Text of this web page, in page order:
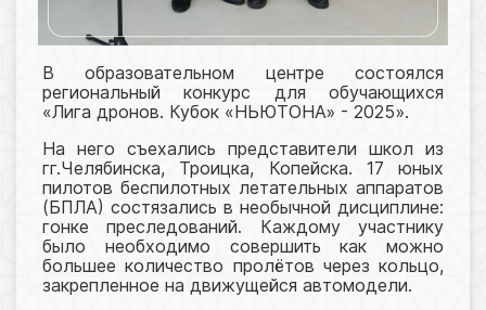
В образовательном центре состоялся
региональный конкурс для обучающихся
«Лига дронов. Кубок «НЬЮТОНА» - 2025».
На него съехались представители школ из
гг.Челябинска, Троицка, Копейска. 17 юных
пилотов беспилотных летательных аппаратов
(БПЛА) состязались в необычной дисциплине:
гонке преследований. Каждому участнику
было необходимо совершить как можно
большее количество пролётов через кольцо,
закрепленное на движущейся автомодели.